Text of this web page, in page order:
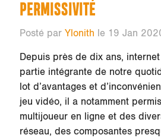
PERMISSIVITÉ
Posté par Ylonith le 19 Jan
Depuis près de dix ans,
partie intégrante de notre
lot d’avantages et
jeu vidéo, il a notamment
multijoueur en ligne et des
réseau, des composantes